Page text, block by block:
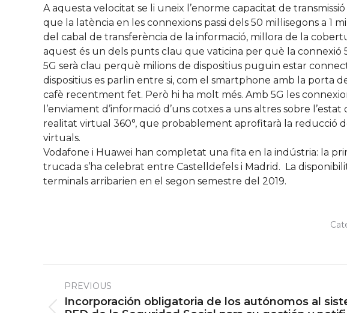
A aquesta velocitat se li uneix l’enorme capacitat de transmissió
que la latència en les connexions passi dels 50 mil·lisegons a 1
del cabal de transferència de la informació, millora de la
aquest és un dels punts clau que vaticina per què la connexió
5G serà clau perquè milions de dispositius puguin estar
dispositius es parlin entre si, com el smartphone amb la porta
cafè recentment fet. Però hi ha molt més. Amb 5G les
l’enviament d’informació d’uns cotxes a uns altres sobre
realitat virtual 360°, que probablement aprofitarà la reducció
virtuals.
Vodafone i Huawei han completat una fita en la indústria: la
trucada s’ha celebrat entre Castelldefels i Madrid. La
terminals arribarien en el segon semestre del 2019.
navigation
PREVIOUS
Incorporación obligatoria de los autónomos al